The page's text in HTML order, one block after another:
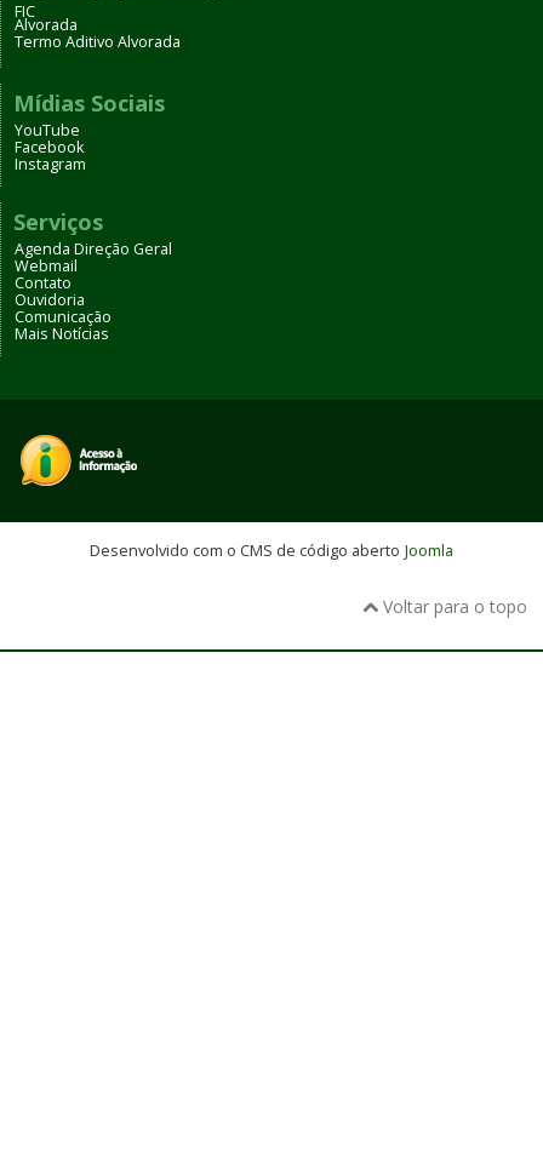
FIC
Alvorada
Termo Aditivo Alvorada
Mídias Sociais
YouTube
Facebook
Instagram
Serviços
Agenda Direção Geral
Webmail
Contato
Ouvidoria
Comunicação
Mais Notícias
Desenvolvido com o CMS de código aberto Joomla
Voltar para o topo